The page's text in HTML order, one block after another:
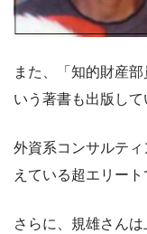
また、「知的財産
いう著書も出版して
外資系コンサルテ
えている超エリート
さらに、規雄さん